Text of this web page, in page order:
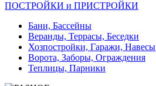
ПОСТРОЙКИ и ПРИСТРОЙКИ
Бани, Бассейны
Веранды, Террасы, Беседки
Хозпостройки, Гаражи, Навесы
Ворота, Заборы, Ограждения
Теплицы, Парники